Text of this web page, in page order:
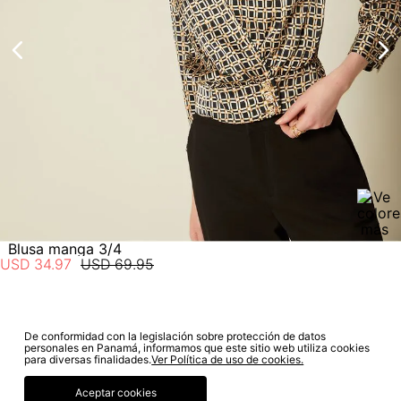
electrónico con la confirmación del mismo. Para revisar el
estado de tu compra puedes ingresar al menú de “Mi cuenta -
Mis Pedidos” en nuestra página webwww.studiofpanama.pa.
Blusa manga 3/4
USD 69.95
USD 34.97
SUSCRÍBETE A NUESTRO NEWSLETTER
De conformidad con la legislación sobre protección de datos
personales en Panamá, informamos que este sitio web utiliza cookies
para diversas finalidades.Ver Política de uso de cookies.
Aceptar cookies